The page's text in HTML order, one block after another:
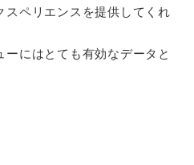
スペリエンスを提供してくれ
にはとても有効なデータと